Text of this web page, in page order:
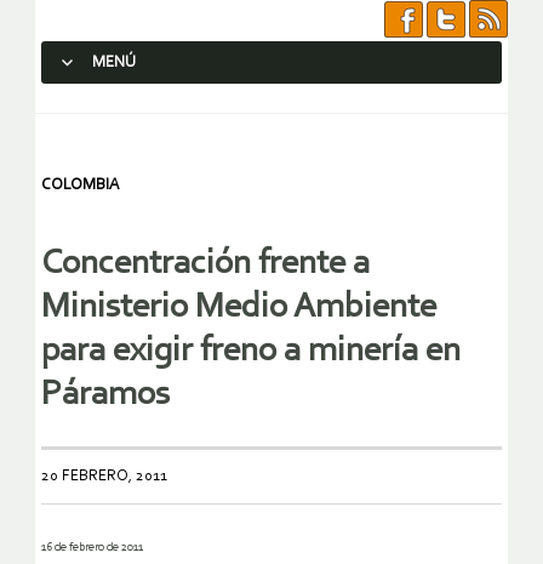
MENÚ
COLOMBIA
Concentración frente a
Ministerio Medio Ambiente
para exigir freno a minería en
Páramos
20 FEBRERO, 2011
16 de febrero de 2011